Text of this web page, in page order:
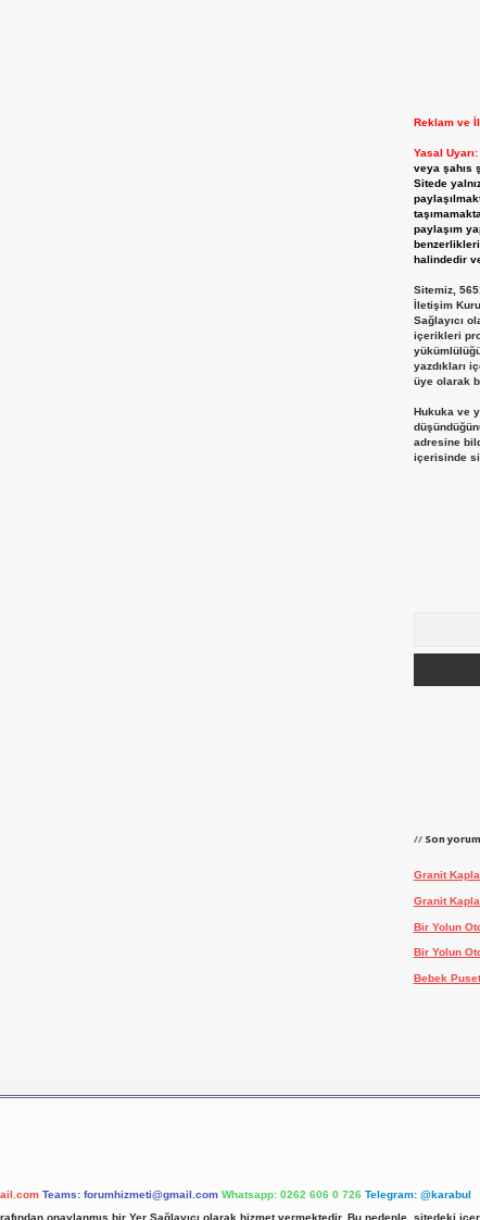
Reklam ve
Yasal Uyarı:
veya şahıs
Sitede
paylaşım
halindedir
Sitemiz,
İletişim
Sağlayıcı
içerikleri
yazdıkları
üye olarak
Hukuka ve
adresine
içerisinde
Son
Granit
Granit
Bir Yolun
Bir Yolun
Bebek
Teams: forumhizmeti@gmail.com Whatsapp: 0262 606 0 726 Telegram: @karabul
onaylanmış bir Yer Sağlayıcı olarak hizmet vermektedir. Bu nedenle, sitedeki